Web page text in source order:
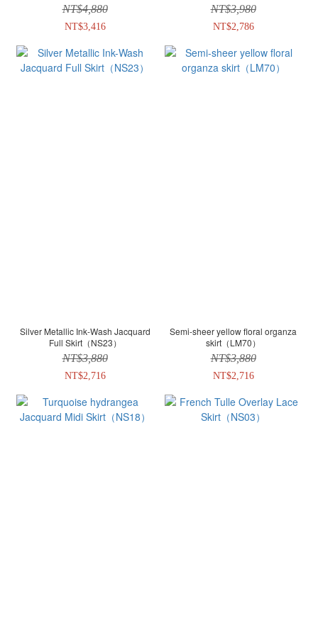
NT$4,880
NT$3,416
NT$3,980
NT$2,786
Silver Metallic Ink-Wash Jacquard
Full Skirt（NS23）
NT$3,880
NT$2,716
Semi-sheer yellow floral organza
skirt（LM70）
NT$3,880
NT$2,716